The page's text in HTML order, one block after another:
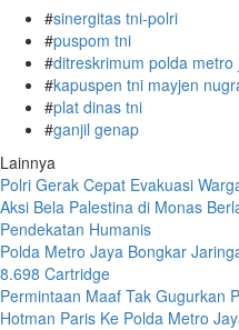
#sinergitas tni-polri
#puspom tni
#ditreskrimum polda metro
#kapuspen tni mayjen
#plat dinas tni
#ganjil genap
Lainnya
Polri Gerak Cepat Evakuasi
Aksi Bela Palestina di Monas
Pendekatan Humanis
Polda Metro Jaya Bongkar
8.698 Cartridge
Permintaan Maaf Tak Gugurkan
Hotman Paris Ke Polda Metro